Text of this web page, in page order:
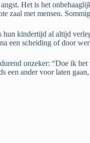
Het is het
zaal met mensen.
hun kindertijd al altijd
een scheiding of door
onzeker: “Doe ik
een ander voor laten